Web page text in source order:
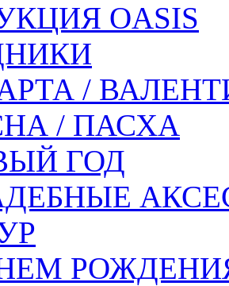
OASIS
/
/ ПАСХА
ГОД